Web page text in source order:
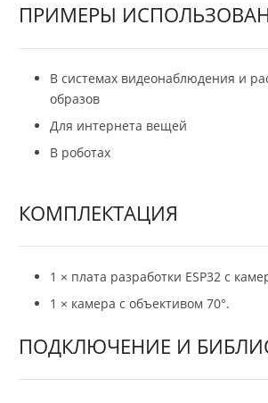
ПРИМЕРЫ
В системах видеонаблюдения и
образов
Для интернета вещей
В роботах
КОМПЛЕКТАЦИЯ
1 × плата разработки ESP32 с
1 × камера с объективом 70°.
ПОДКЛЮЧЕНИЕ И